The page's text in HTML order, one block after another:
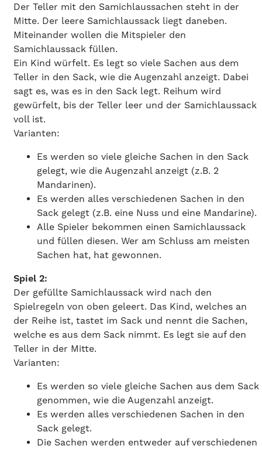
Der Teller mit den Samichlaussachen steht in der
Mitte. Der leere Samichlaussack liegt daneben.
Miteinander wollen die Mitspieler den
Samichlaussack füllen.
Ein Kind würfelt. Es legt so viele Sachen aus dem
Teller in den Sack, wie die Augenzahl anzeigt. Dabei
sagt es, was es in den Sack legt. Reihum wird
gewürfelt, bis der Teller leer und der Samichlaussack
voll ist.
Varianten:
Es werden so viele gleiche Sachen in den Sack
gelegt, wie die Augenzahl anzeigt (z.B. 2
Mandarinen).
Es werden alles verschiedenen Sachen in den
Sack gelegt (z.B. eine Nuss und eine Mandarine).
Alle Spieler bekommen einen Samichlaussack
und füllen diesen. Wer am Schluss am meisten
Sachen hat, hat gewonnen.
Spiel 2:
Der gefüllte Samichlaussack wird nach den
Spielregeln von oben geleert. Das Kind, welches an
der Reihe ist, tastet im Sack und nennt die Sachen,
welche es aus dem Sack nimmt. Es legt sie auf den
Teller in der Mitte.
Varianten:
Es werden so viele gleiche Sachen aus dem Sack
genommen, wie die Augenzahl anzeigt.
Es werden alles verschiedenen Sachen in den
Sack gelegt.
Die Sachen werden entweder auf verschiedenen